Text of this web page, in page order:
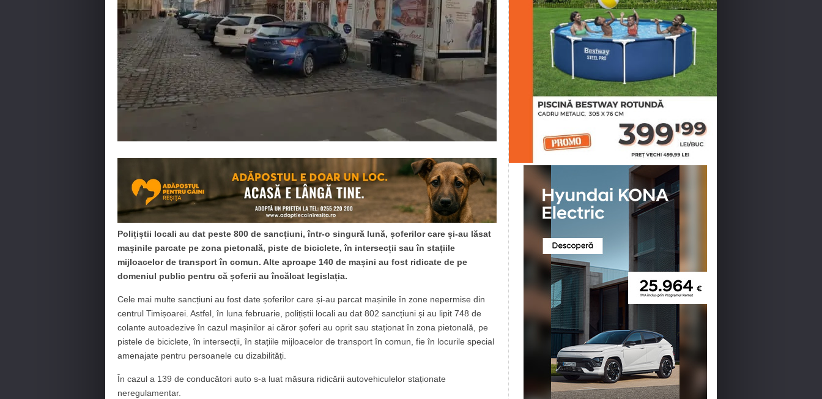
Polițiștii locali au dat peste 800 de sancțiuni, într-o singură lună, șoferilor care și-au lăsat
mașinile parcate pe zona pietonală, piste de biciclete, în intersecții sau în stațiile
mijloacelor de transport în comun. Alte aproape 140 de mașini au fost ridicate de pe
domeniul public pentru că șoferii au încălcat legislația.
Cele mai multe sancțiuni au fost date șoferilor care și-au parcat mașinile în zone nepermise din
centrul Timișoarei. Astfel, în luna februarie, polițiștii locali au dat 802 sancțiuni și au lipit 748 de
colante autoadezive în cazul mașinilor ai căror șoferi au oprit sau staționat în zona pietonală, pe
pistele de biciclete, în intersecții, în stațiile mijloacelor de transport în comun, fie în locurile special
amenajate pentru persoanele cu dizabilități.
În cazul a 139 de conducători auto s-a luat măsura ridicării autovehiculelor staționate
neregulamentar.